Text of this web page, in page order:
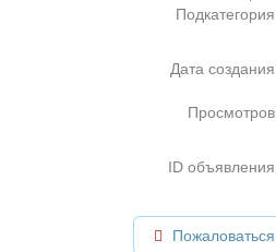
Подкатегория
Дата создания
Просмотров
ID объявления
Пожаловаться